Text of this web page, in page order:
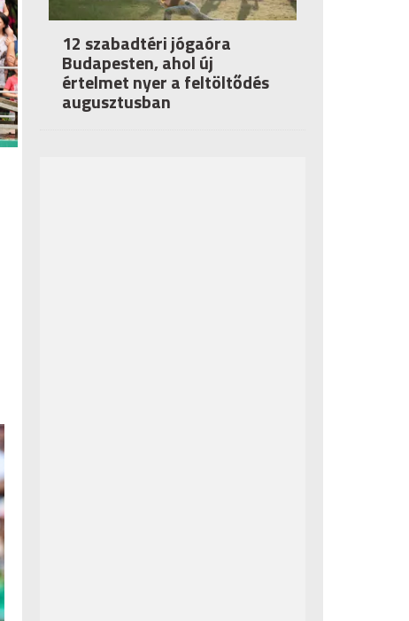
12 szabadtéri jógaóra
Budapesten, ahol új
értelmet nyer a feltöltődés
augusztusban